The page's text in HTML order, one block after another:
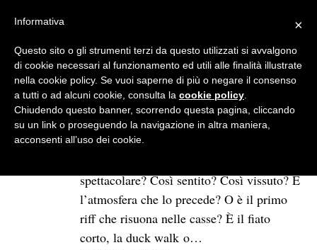
BROWSE TAG
Richard Danielson
AC DC a Imola: all’evento
musicale dell’anno c’eravamo
anche noi
spettacolare? Così sentito? Così vissuto? È
l’atmosfera che lo precede? O è il primo
riff che risuona nelle casse? È il fiato
corto, la duck walk o…
×
Informativa
Questo sito o gli strumenti terzi da questo utilizzati si avvalgono
di cookie necessari al funzionamento ed utili alle finalità illustrate
nella cookie policy. Se vuoi saperne di più o negare il consenso
a tutti o ad alcuni cookie, consulta la cookie policy
Chiudendo questo banner, scorrendo questa pagina, cliccando
su un link o proseguendo la navigazione in altra maniera,
acconsenti all’uso dei cookie.